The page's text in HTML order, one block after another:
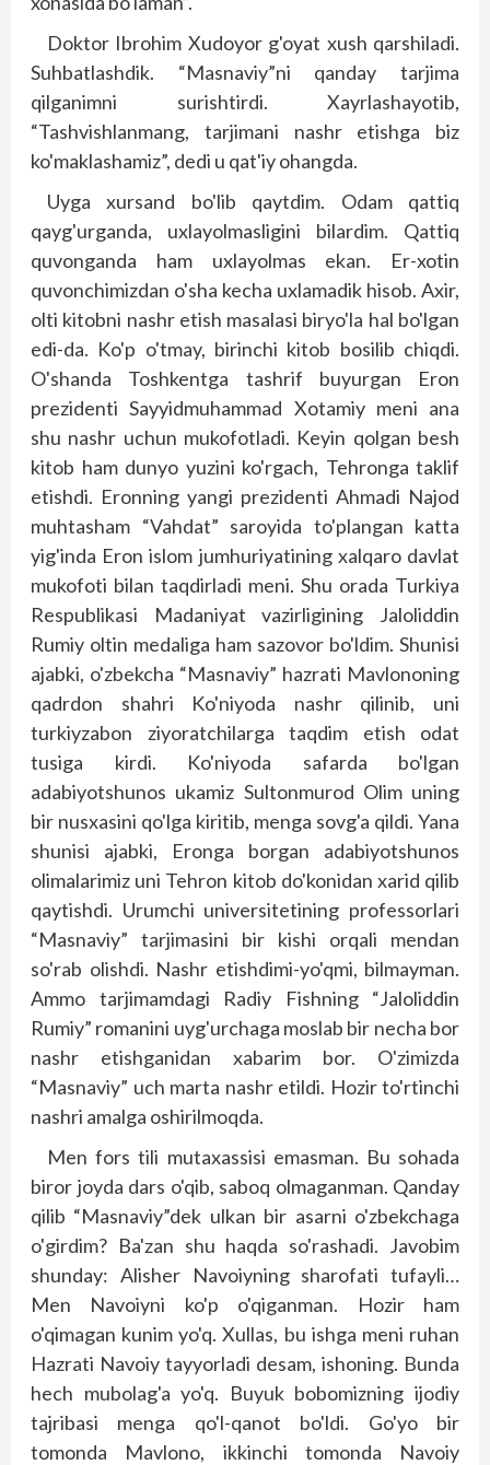
Doktor Ibrohim Xudoyor g'oyat xush qarshiladi.
Suhbatlashdik. “Masnaviy”ni qanday tarjima
qilganimni surishtirdi. Xayrlashayotib,
“Tashvishlanmang, tarjimani nashr etishga biz
ko'maklashamiz”, dedi u qat'iy ohangda.
Uyga xursand bo'lib qaytdim. Odam qattiq
qayg'urganda, uxlayolmasligini bilardim. Qattiq
quvonganda ham uxlayolmas ekan. Er-xotin
quvonchimizdan o'sha kecha uxlamadik hisob. Axir,
olti kitobni nashr etish masalasi biryo'­­la hal bo'lgan
edi-da. Ko'p o'tmay, birinchi kitob bosilib chiqdi.
O'shanda Toshkentga tashrif buyurgan Eron
prezidenti Sayyidmuhammad Xotamiy meni ana
shu nashr uchun mukofotladi. Keyin qolgan besh
kitob ham dunyo yuzini ko'rgach, Tehronga taklif
etishdi. Eronning yangi prezidenti Ahmadi Najod
muhtasham “Vahdat” saroyida to'plangan katta
yig'inda Eron islom jumhuriyatining xalqaro davlat
mukofoti bilan taqdirladi meni. Shu orada Turkiya
Res­publikasi Madaniyat vazirligining Jaloliddin
Rumiy oltin medaliga ham sazovor bo'ldim. Shunisi
ajabki, o'zbekcha “Masnaviy” hazrati Mavlononing
qadrdon shahri Ko'niyoda nashr qilinib, uni
turkiyzabon ziyoratchilarga taqdim etish odat
tusiga kirdi. Ko'niyoda safarda bo'lgan
adabiyotshunos ukamiz Sultonmurod Olim uning
bir nusxasini qo'lga kiritib, menga sovg'a qildi. Yana
shunisi ajabki, Eronga borgan adabiyotshunos
olimalarimiz uni Tehron kitob do'konidan xarid qilib
qaytishdi. Urumchi universitetining professorlari
“Masnaviy” tarjimasini bir kishi orqali mendan
so'rab olishdi. Nashr etishdimi-yo'qmi, bilmayman.
Ammo tarjimamdagi Radiy Fishning “Jaloliddin
Rumiy” romanini uyg'urchaga moslab bir necha bor
nashr etishganidan xabarim bor. O'zimizda
“Masnaviy” uch marta nashr etildi. Hozir to'rtinchi
nashri amalga oshirilmoqda.
Men fors tili mutaxassisi emasman. Bu sohada
biror joyda dars o'qib, saboq olmaganman. Qanday
qilib “Masnaviy”dek ulkan bir asarni o'zbekchaga
o'girdim? Ba'zan shu haqda so'rashadi. Javobim
shunday: Alisher Navoiyning sharofati tufayli…
Men Navoiyni ko'p o'qiganman. Hozir ham
o'qimagan kunim yo'q. Xullas, bu ishga meni ruhan
Hazrati Navoiy tayyorladi desam, ishoning. Bunda
hech mubolag'a yo'q. Buyuk bobomizning ijodiy
tajribasi menga qo'l-qanot bo'ldi. Go'yo bir
tomonda Mavlono, ikkinchi tomonda Navoiy